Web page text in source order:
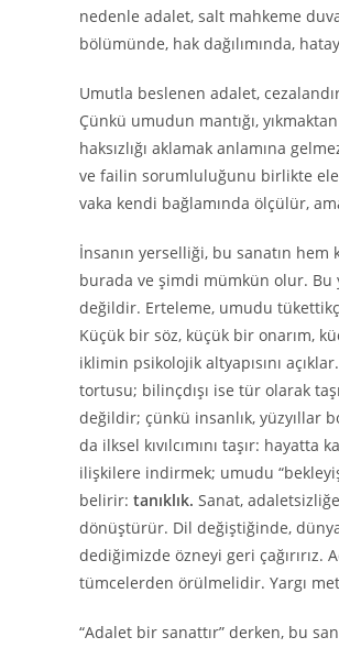
nedenle adalet, salt mahkeme
bölümünde, hak dağılımında,
Umutla beslenen adalet,
Çünkü umudun mantığı,
haksızlığı aklamak anlamına
ve failin sorumluluğunu birlikte ele
vaka kendi bağlamında ölçülür,
İnsanın yerselliği, bu sanatın
burada ve şimdi mümkün olur. Bu
değildir. Erteleme, umudu
Küçük bir söz, küçük bir onarım,
iklimin psikolojik altyapısını
tortusu; bilinçdışı ise tür olarak
değildir; çünkü insanlık, yüzyıllar
da ilksel kıvılcımını taşır:
ilişkilere indirmek; umudu
belirir: tanıklık. Sanat,
dönüştürür. Dil değiştiğinde,
dediğimizde özneyi geri
tümcelerden örülmelidir. Yargı
“Adalet bir sanattır” derken, bu